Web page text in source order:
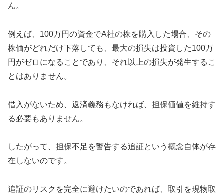
ん。
例えば、100万円の資金でA社の株を購入した場合、その
株価がどれだけ下落しても、最大の損失は投資した100万
円がゼロになることであり、それ以上の損失が発生するこ
とはありません。
借入がないため、返済義務もなければ、担保価値を維持す
る必要もありません。
したがって、担保不足を警告する追証という概念自体が存
在しないのです。
追証のリスクを完全に避けたいのであれば、取引を現物取